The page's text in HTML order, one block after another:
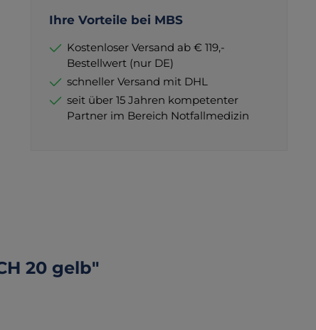
Ihre Vorteile bei MBS
Kostenloser Versand ab € 119,-
Bestellwert (nur DE)
schneller Versand mit DHL
seit über 15 Jahren kompetenter
Partner im Bereich Notfallmedizin
20 gelb"